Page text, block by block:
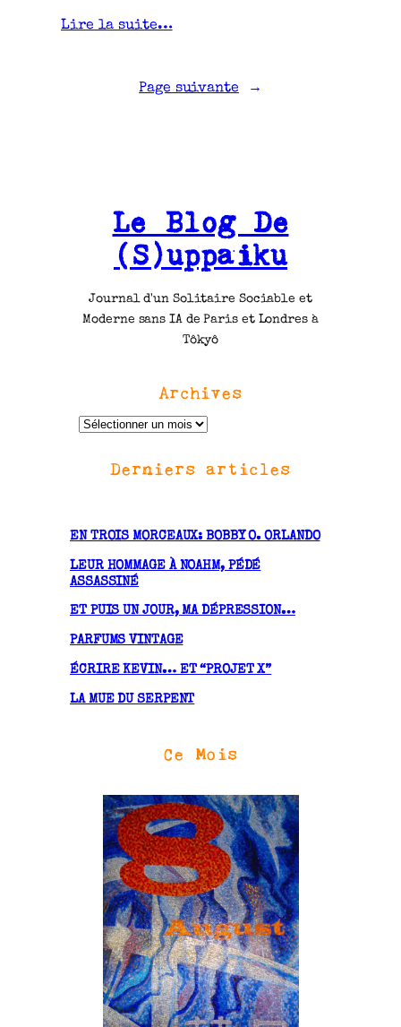
Lire la suite…
Page suivante →
Le Blog De
(S)uppaiku
Journal d'un Solitaire Sociable et
Moderne sans IA de Paris et Londres à
Tôkyô
Archives
A
v
s
Derniers articles
EN TROIS MORCEAUX: BOBBY O. ORLANDO
LEUR HOMMAGE À NOAHM, PÉDÉ
ASSASSINÉ
ET PUIS UN JOUR, MA DÉPRESSION…
PARFUMS VINTAGE
ÉCRIRE KEVIN… ET “PROJET X”
LA MUE DU SERPENT
Ce Mois